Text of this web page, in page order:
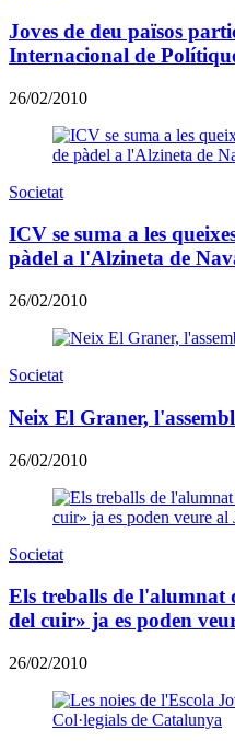
Joves de deu països
Internacional de
26/02/2010
Societat
ICV se suma a les
pàdel a l'Alzineta de
26/02/2010
Societat
Neix El Graner,
26/02/2010
Societat
Els treballs de
del cuir» ja es poden
26/02/2010